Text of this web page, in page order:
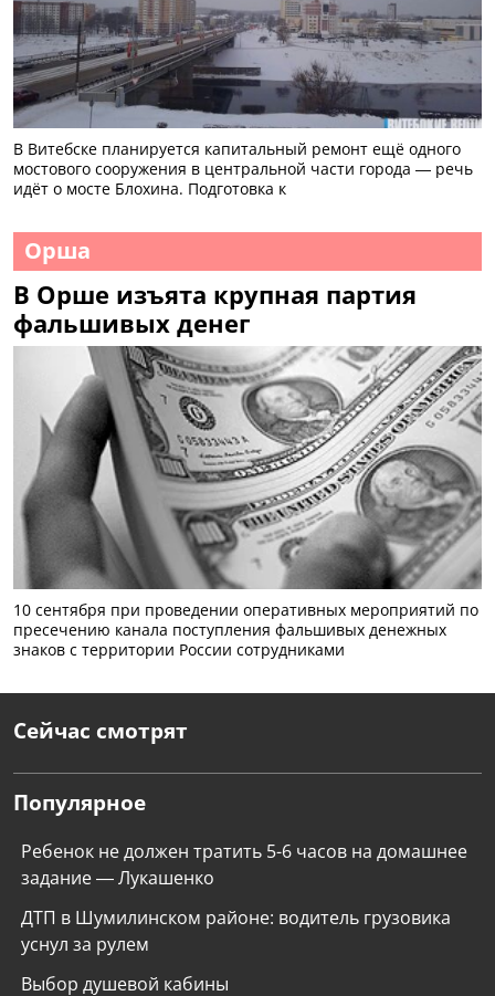
В Витебске планируется капитальный ремонт ещё одного
мостового сооружения в центральной части города — речь
идёт о мосте Блохина. Подготовка к
Орша
В Орше изъята крупная партия
фальшивых денег
10 сентября при проведении оперативных мероприятий по
пресечению канала поступления фальшивых денежных
знаков с территории России сотрудниками
Сейчас смотрят
Популярное
Ребенок не должен тратить 5-6 часов на домашнее
задание — Лукашенко
ДТП в Шумилинском районе: водитель грузовика
уснул за рулем
Выбор душевой кабины